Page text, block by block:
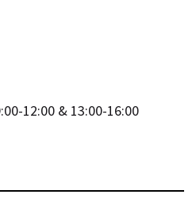
12:00 & 13:00-16:00